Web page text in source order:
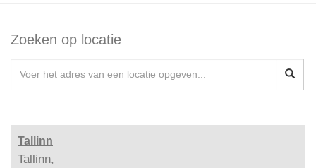
Zoeken op locatie
Tallinn
Tallinn,